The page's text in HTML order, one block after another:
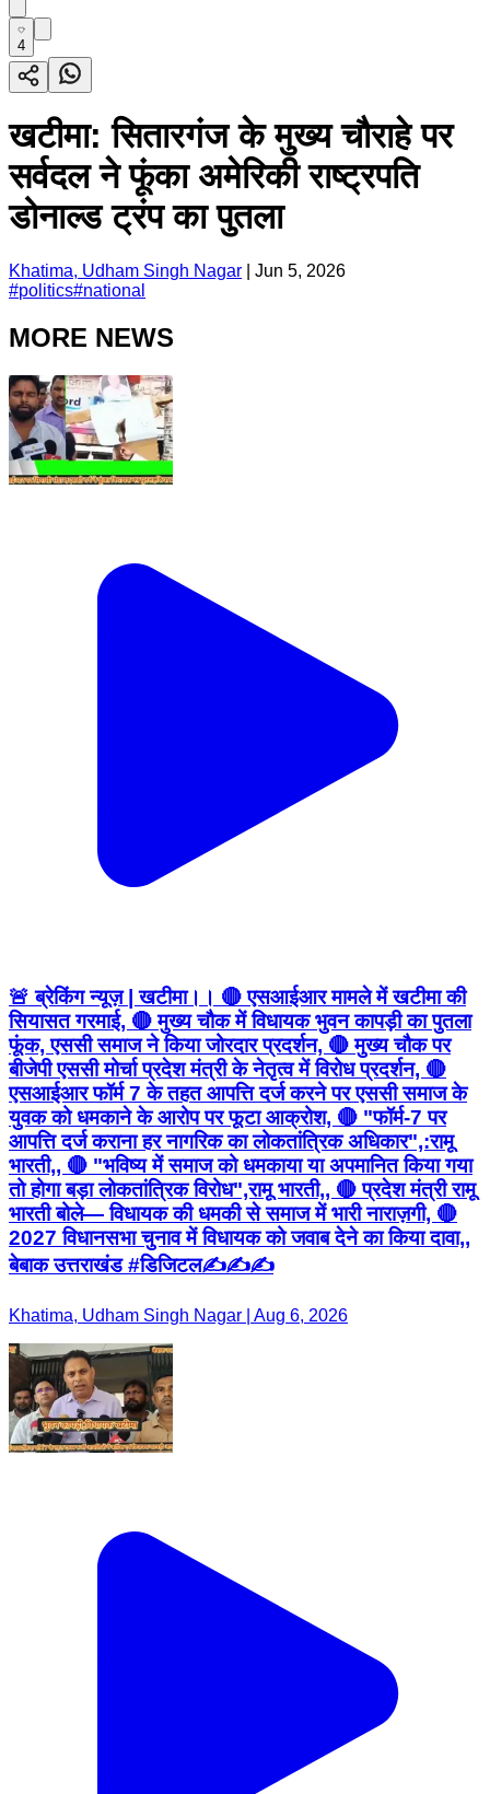
4
खटीमा: सितारगंज के मुख्य चौराहे पर
सर्वदल ने फूंका अमेरिकी राष्ट्रपति
डोनाल्ड ट्रंप का पुतला
Khatima, Udham Singh Nagar
Jun 5, 2026
#politics#national
MORE NEWS
🚨 ब्रेकिंग न्यूज़ | खटीमा।। 🔴 एसआईआर मामले में खटीमा की
सियासत गरमाई, 🔴 मुख्य चौक में विधायक भुवन कापड़ी का पुतला
फूंक, एससी समाज ने किया जोरदार प्रदर्शन, 🔴 मुख्य चौक पर
बीजेपी एससी मोर्चा प्रदेश मंत्री के नेतृत्व में विरोध प्रदर्शन, 🔴
एसआईआर फॉर्म 7 के तहत आपत्ति दर्ज करने पर एससी समाज के
युवक को धमकाने के आरोप पर फूटा आक्रोश, 🔴 "फॉर्म-7 पर
आपत्ति दर्ज कराना हर नागरिक का लोकतांत्रिक अधिकार",:रामू
भारती,, 🔴 "भविष्य में समाज को धमकाया या अपमानित किया गया
तो होगा बड़ा लोकतांत्रिक विरोध",रामू भारती,, 🔴 प्रदेश मंत्री रामू
भारती बोले— विधायक की धमकी से समाज में भारी नाराज़गी, 🔴
2027 विधानसभा चुनाव में विधायक को जवाब देने का किया दावा,,
बेबाक उत्तराखंड #डिजिटल✍️✍️✍️
Khatima, Udham Singh Nagar | Aug 6, 2026